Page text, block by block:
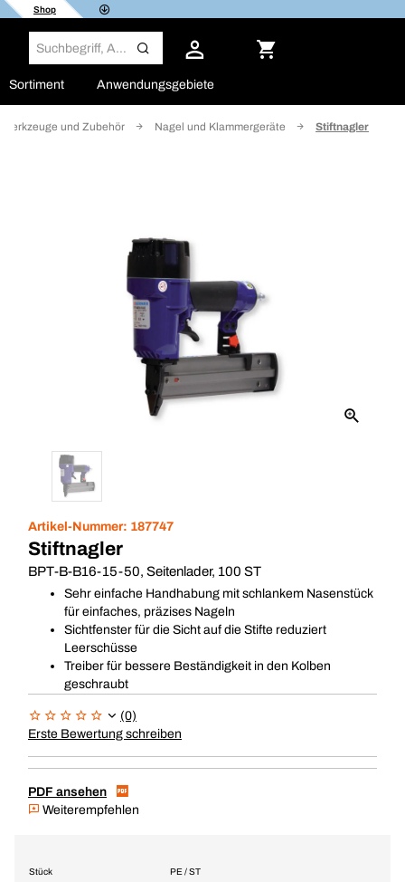
Shop
Sortiment Anwendungsgebiete
und Zubehör Nagel und Klammergeräte Stiftnagler
Artikel-Nummer: 187747
Stiftnagler
BPT-B-B16-15-50, Seitenlader, 100 ST
Sehr einfache Handhabung mit schlankem Nasenstück
für einfaches, präzises Nageln
Sichtfenster für die Sicht auf die Stifte reduziert
Leerschüsse
Treiber für bessere Beständigkeit in den Kolben
geschraubt
(0)
Erste Bewertung schreiben
PDF ansehen
Weiterempfehlen
PE / ST
Stück